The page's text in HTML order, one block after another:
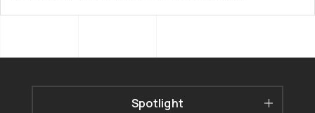
Spotlight